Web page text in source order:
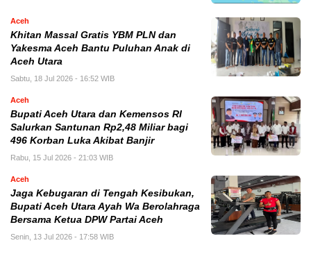
Aceh
Khitan Massal Gratis YBM PLN dan
Yakesma Aceh Bantu Puluhan Anak di
Aceh Utara
Sabtu, 18 Jul 2026 - 16:52 WIB
Aceh
Bupati Aceh Utara dan Kemensos RI
Salurkan Santunan Rp2,48 Miliar bagi
496 Korban Luka Akibat Banjir
Rabu, 15 Jul 2026 - 21:03 WIB
Aceh
Jaga Kebugaran di Tengah Kesibukan,
Bupati Aceh Utara Ayah Wa Berolahraga
Bersama Ketua DPW Partai Aceh
Senin, 13 Jul 2026 - 17:58 WIB